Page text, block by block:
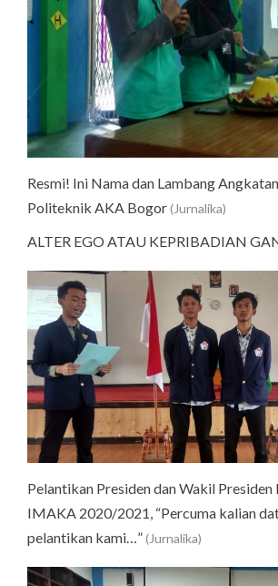
Resmi! Ini Nama dan Lambang
Politeknik AKA Bogor(Jurnalika)
ALTER EGO ATAU KEPRIBADIAN
Pelantikan Presiden dan Wakil Presiden
IMAKA 2020/2021, “Percuma kalian
pelantikan kami…”(Jurnalika)